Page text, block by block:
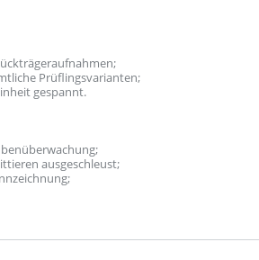
Prüflingsvarianten;
gespannt.
ausgeschleust;